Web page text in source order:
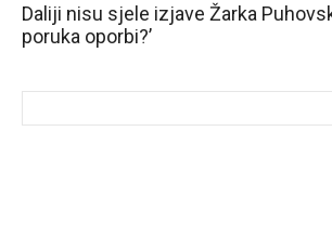
Daliji nisu sjele izjave Žarka
poruka oporbi?’